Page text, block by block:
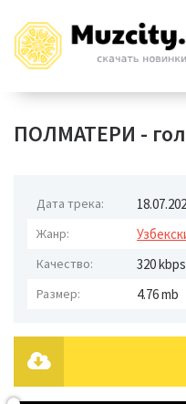
ПОЛМАТЕРИ -
Дата трека:
Жанр:
Качество: 320 kbps
Размер: 4.76 mb